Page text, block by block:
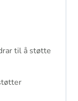
til å støtte